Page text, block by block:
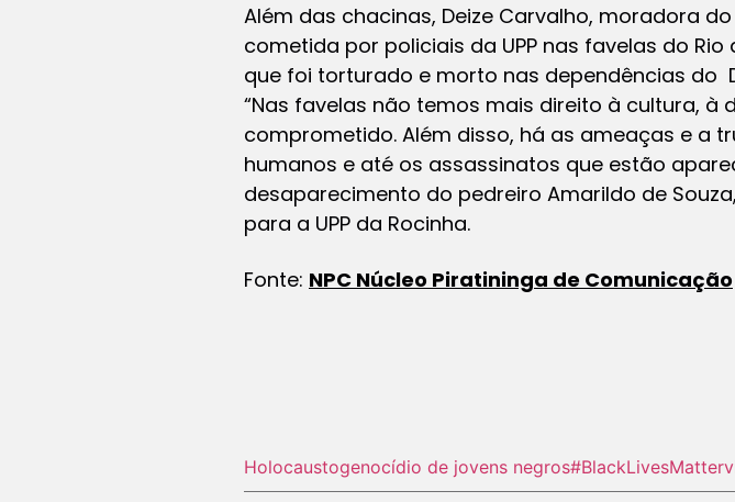
Além das chacinas, Deize Carvalho, moradora
cometida por policiais da UPP nas favelas do Rio
que foi torturado e morto nas dependências do
“Nas favelas não temos mais direito à cultura, à
comprometido. Além disso, há as ameaças e a
humanos e até os assassinatos que estão
desaparecimento do pedreiro Amarildo de
para a UPP da Rocinha.
Fonte: NPC Núcleo Piratininga de Comunicação
Holocausto‬genocídio de jovens negros#BlackLivesMatter